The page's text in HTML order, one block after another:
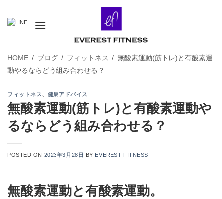
HOME / ブログ / フィットネス / 無酸素運動(筋トレ)と有酸素運
動やるならどう組み合わせる？
フィットネス、 健康アドバイス
無酸素運動(筋トレ)と有酸素運動や
るならどう組み合わせる？
POSTED ON 2023年3月28日 BY EVEREST FITNESS
無酸素運動と有酸素運動。